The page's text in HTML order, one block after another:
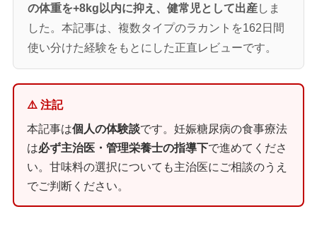
の体重を+8kg以内に抑え、健常児として出産しま
した。本記事は、複数タイプのラカントを162日間
使い分けた経験をもとにした正直レビューです。
⚠️ 注記
本記事は個人の体験談です。妊娠糖尿病の食事療法
は必ず主治医・管理栄養士の指導下で進めてくださ
い。甘味料の選択についても主治医にご相談のうえ
でご判断ください。